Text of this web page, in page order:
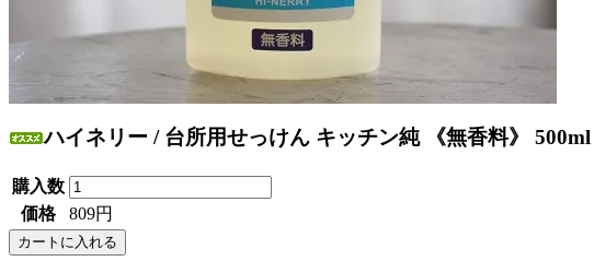
ハイネリー / 台所用せっけん キッチン純 《無香料》 500ml
購入数
価格
809円